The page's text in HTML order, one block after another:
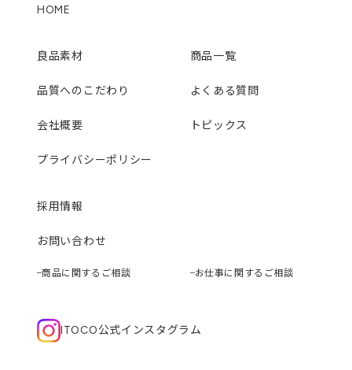
HOME
良品素材 商品一覧
品質へのこだわり よくある質問
会社概要 トピックス
プライバシーポリシー
採用情報
お問い合わせ
商品に関するご相談 お仕事に関するご相談
ITOCO公式インスタグラム